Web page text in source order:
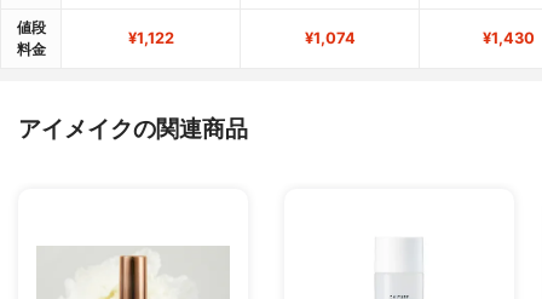
値段
料金
¥1,122 ¥1,074 ¥1,430
アイメイクの関連商品